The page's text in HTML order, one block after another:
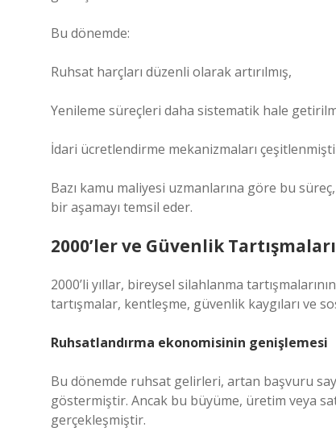
Bu dönemde:
Ruhsat harçları düzenli olarak artırılmış,
Yenileme süreçleri daha sistematik hale
İdari ücretlendirme mekanizmaları
Bazı kamu maliyesi uzmanlarına göre bu
bir aşamayı temsil eder.
2000’ler ve Güvenlik
2000’li yıllar, bireysel silahlanma
tartışmalar, kentleşme, güvenlik kaygıları ve
Ruhsatlandırma ekonomisinin genişlemesi
Bu dönemde ruhsat gelirleri, artan başvuru
göstermiştir. Ancak bu büyüme, üretim veya
gerçekleşmiştir.